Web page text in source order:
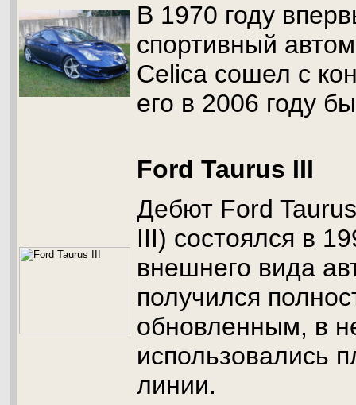
В 1970 году
спортивный
Celica сошел с
его в 2006 году
Ford Taurus III
Дебют Ford
III) состоялся в
внешнего вида
получился
обновленным, в
использовались
линии.